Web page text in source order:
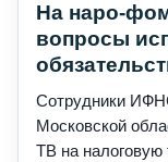
На наро-
вопросы
Сотрудники
Московской
ТВ на налоговую